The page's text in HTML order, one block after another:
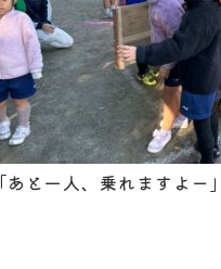
「あと一人、乗れますよー」